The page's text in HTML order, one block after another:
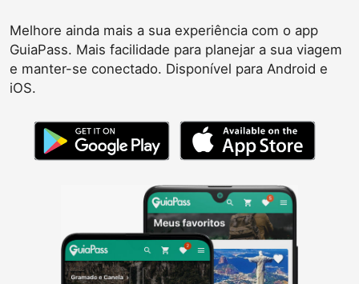
Melhore ainda mais a sua experiência com o app
GuiaPass. Mais facilidade para planejar a sua viagem
e manter-se conectado. Disponível para Android e
iOS.